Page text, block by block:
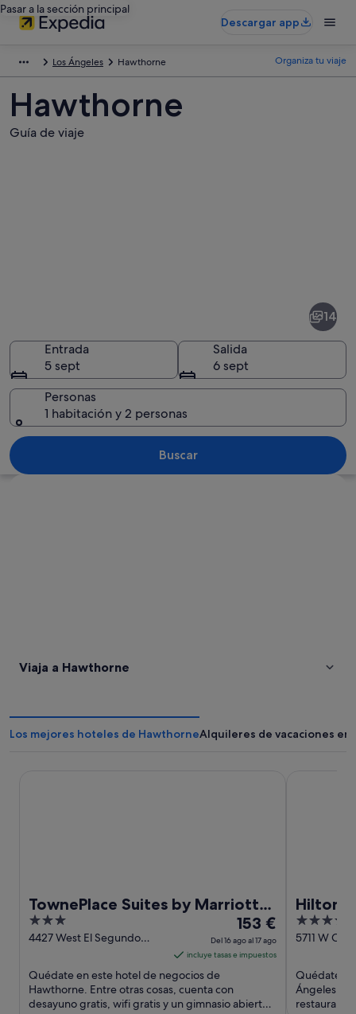
Pasar a la sección principal
Descargar app
Los Ángeles Hawthorne Organiza tu viaje
Hawthorne
Guía de viaje
Un paisaje costero con montañas,
14
Entrada
5 sept
Salida
6 sept
Personas
1 habitación y 2 personas
Buscar
Viaja a Hawthorne
Los mejores hoteles de HawthorneAlquileres de vacaciones en
TownePlace Suites by Marriott
Los Angeles LAX/Hawthorne
3
out
5
4427 West El Segundo
El
precio
es
por
153 €
Del 16 ago al 17 ago
incluye tasas e impuestos
Quédate en este hotel de negocios de
Hawthorne. Entre otras cosas, cuenta con
desayuno gratis, wifi gratis y un gimnasio abierto
Hilton
4
out
5
5711 W
Quédate
Ángeles.